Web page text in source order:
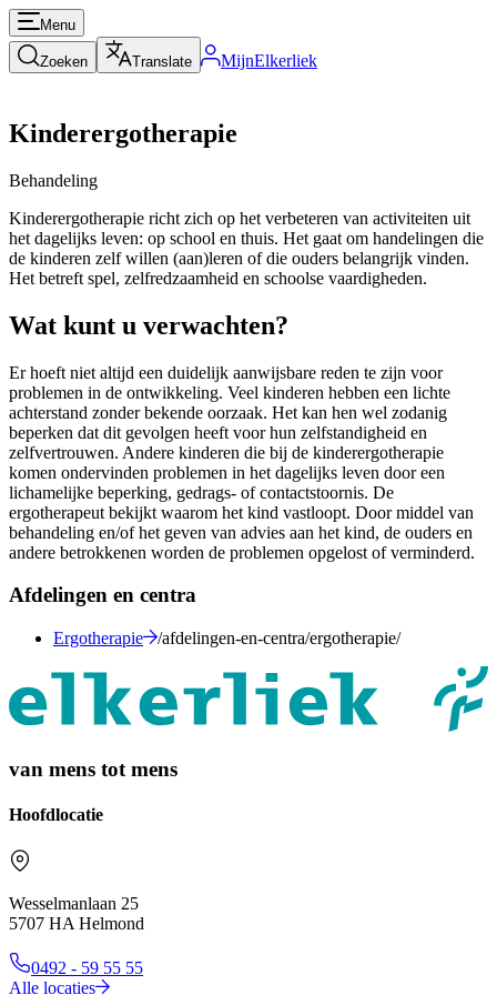
Menu
Zoeken Translate MijnElkerliek
Kinderergotherapie
Behandeling
Kinderergotherapie richt zich op het verbeteren van activiteiten uit
het dagelijks leven: op school en thuis. Het gaat om handelingen die
de kinderen zelf willen (aan)leren of die ouders belangrijk vinden.
Het betreft spel, zelfredzaamheid en schoolse vaardigheden.
Wat kunt u verwachten?
Er hoeft niet altijd een duidelijk aanwijsbare reden te zijn voor
problemen in de ontwikkeling. Veel kinderen hebben een lichte
achterstand zonder bekende oorzaak. Het kan hen wel zodanig
beperken dat dit gevolgen heeft voor hun zelfstandigheid en
zelfvertrouwen. Andere kinderen die bij de kinderergotherapie
komen ondervinden problemen in het dagelijks leven door een
lichamelijke beperking, gedrags- of contactstoornis. De
ergotherapeut bekijkt waarom het kind vastloopt. Door middel van
behandeling en/of het geven van advies aan het kind, de ouders en
andere betrokkenen worden de problemen opgelost of verminderd.
Afdelingen en centra
Ergotherapie /afdelingen-en-centra/ergotherapie/
van mens tot mens
Hoofdlocatie
Wesselmanlaan 25
5707 HA Helmond
0492 - 59 55 55
Alle locaties